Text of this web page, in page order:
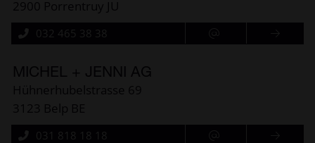
2900 Porrentruy JU
032 465 38 38
MICHEL + JENNI AG
Hühnerhubelstrasse 69
3123 Belp BE
031 818 18 18